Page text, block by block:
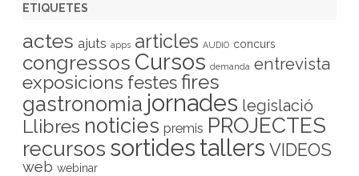
ETIQUETES
actes ajuts apps articles AUDIO concurs
congressos Cursos demanda entrevista
exposicions festesfires
gastronomia jornades legislació
Llibres noticies premis PROJECTES
recursos sortides tallers VIDEOS
web webinar